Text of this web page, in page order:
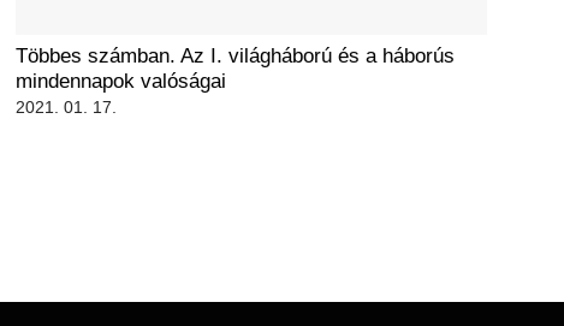
Többes számban. Az I. világháború és a háborús
mindennapok valóságai
2021. 01. 17.